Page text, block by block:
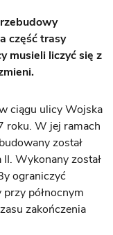
część trasy
musieli liczyć się z
ciągu ulicy Wojska
roku. W jej ramach
został
Wykonany został
ograniczyć
północnym
zakończenia